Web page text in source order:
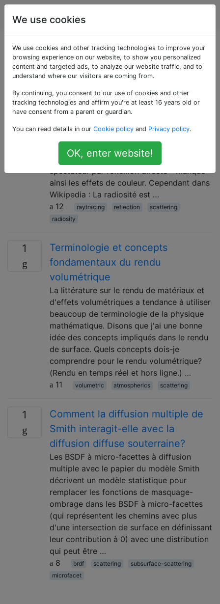
Infographie
Questions marquées
«scattering»
1 Radiosité VS traçage de rayons
La radiosité est fondamentalement ce qui
Cornell sur la radiosité, il est mentionné
que: Une version ray-tracée de l'image
montre seulement la lumière atteignant le
spectateur par réflexion directe - manque
ainsi les effets de couleur. Cependant dans
Wikipedia : La radiosité est …
12
raytracing reflection
scattering
radiosity
1
Terminologie et concepts
fondamentaux du rendu
volumétrique
La littérature sur le rendu de matériaux et
d'effets volumétriques a tendance à utiliser
beaucoup de terminologie de la physique
mathématique. Disons que j'ai une bonne
idée des concepts impliqués dans le rendu
de surface. Quels concepts dois-je
comprendre pour le rendu volumétrique?
(Rendu en temps réel et hors ligne.) …
11
volumetric atmospherics scattering
1
Comment la diffusion multiple de
Smith interagit-elle avec la
diffusion diffuse souterraine?
Les BSDF à micro-facettes à diffusion
multiple avec le papier du modèle Smith
décrivent un modèle statistique pour
remplacer les fonctions de masquage-
ombrage dans les BSDF à micro-facettes
(qui représentent les chemins avec plus
d'une intersection de surface en définissant
leur contribution à 0) avec une distribution
qui peut être …
8
brdf scattering
subsurface-scattering
microfacet
We use cookies
We use cookies and other tracking technologies to improve your
browsing experience on our website, to show you personalized
content and targeted ads, to analyze our website traffic, and to
understand where our visitors are coming from.
By continuing, you consent to our use of cookies and other
tracking technologies and affirm you're at least 16 years old or
have consent from a parent or guardian.
You can read details in our Cookie policy and Privacy policy.
OK, enter website!